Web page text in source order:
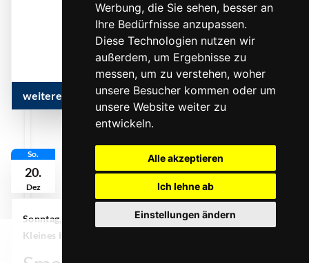
Werbung, die Sie sehen, besser an
Ihre Bedürfnisse anzupassen.
Diese Technologien nutzen wir
außerdem, um Ergebnisse zu
messen, um zu verstehen, woher
unsere Besucher kommen oder um
unsere Website weiter zu
entwickeln.
Alle akzeptieren
Ich lehne ab
Einstellungen ändern
... mehr
weitere Infos & Termine
So.
20.
Dez
Sonntag, 20. Dezember 2026 | 18:00 Uhr| MiR
Kleines Haus Gelsenkirchen